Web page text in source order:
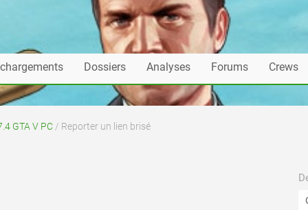
Dossiers Analyses Forums Crews
GTA V PC / Reporter un lien brisé